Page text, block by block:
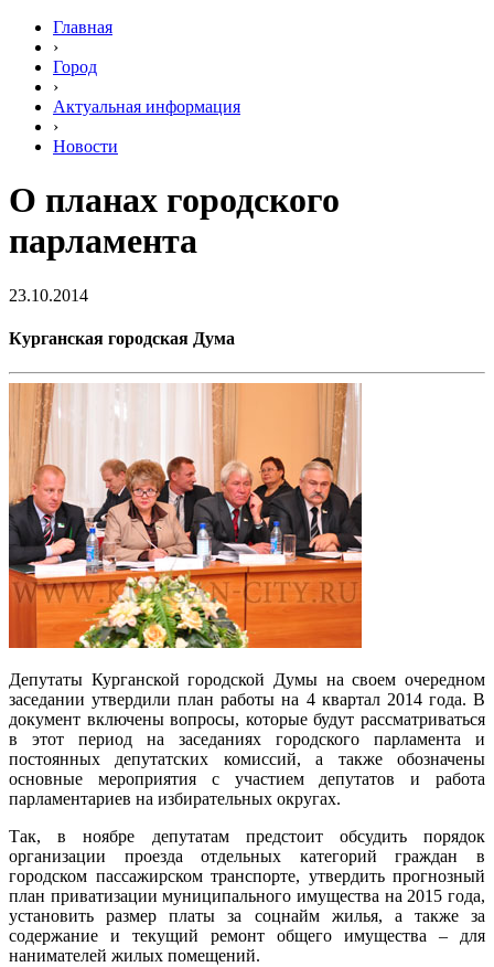
Главная
›
Город
›
Актуальная информация
›
Новости
О планах городского
парламента
23.10.2014
Курганская городская Дума
Депутаты Курганской городской Думы на своем очередном
заседании утвердили план работы на 4 квартал 2014 года. В
документ включены вопросы, которые будут рассматриваться
в этот период на заседаниях городского парламента и
постоянных депутатских комиссий, а также обозначены
основные мероприятия с участием депутатов и работа
парламентариев на избирательных округах.
Так, в ноябре депутатам предстоит обсудить порядок
организации проезда отдельных категорий граждан в
городском пассажирском транспорте, утвердить прогнозный
план приватизации муниципального имущества на 2015 года,
установить размер платы за соцнайм жилья, а также за
содержание и текущий ремонт общего имущества – для
нанимателей жилых помещений.